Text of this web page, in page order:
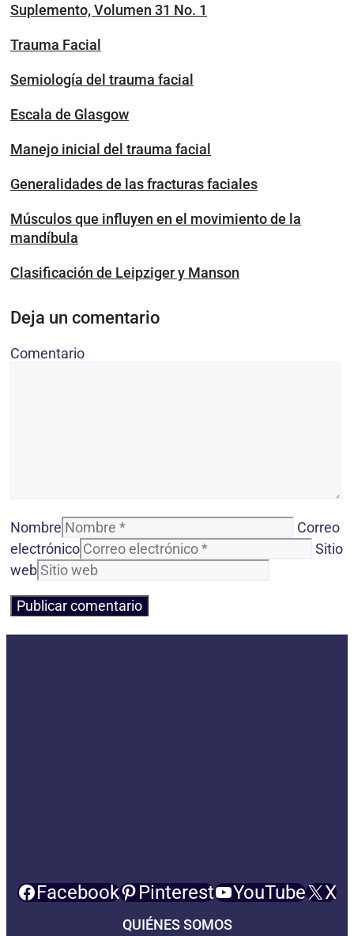
Suplemento, Volumen 31 No. 1
Trauma Facial
Semiología del trauma facial
Escala de Glasgow
Manejo inicial del trauma facial
Generalidades de las fracturas faciales
Músculos que influyen en el movimiento de la
mandíbula
Clasificación de Leipziger y Manson
Deja un comentario
Comentario
Nombre
Correo
electrónico
Sitio
web
Facebook Pinterest YouTube X
QUIÉNES SOMOS